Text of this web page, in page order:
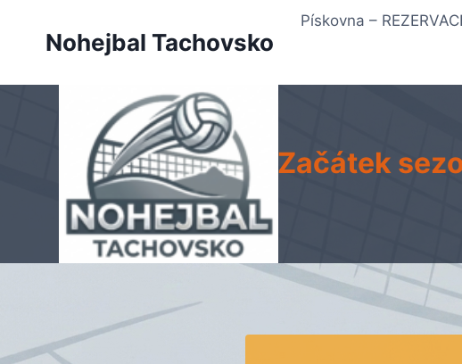
Nohejbal Tachovsko
Pískovna –
Začátek